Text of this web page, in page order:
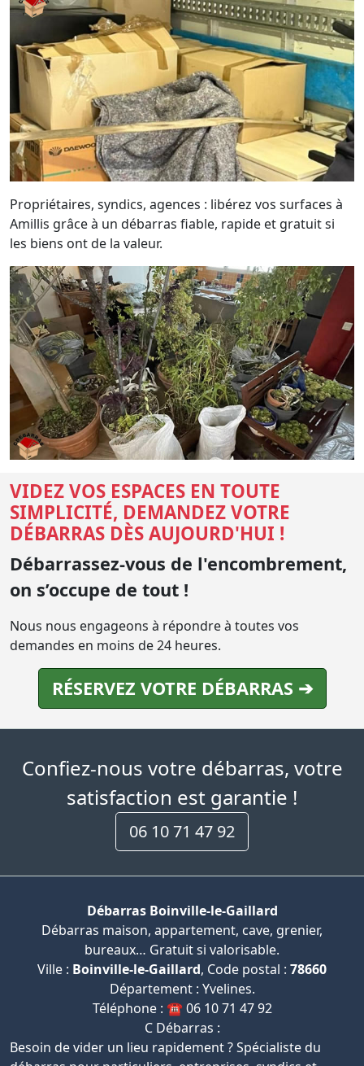
Propriétaires, syndics, agences : libérez vos surfaces à
Amillis grâce à un débarras fiable, rapide et gratuit si
les biens ont de la valeur.
VIDEZ VOS ESPACES EN TOUTE
SIMPLICITÉ, DEMANDEZ VOTRE
DÉBARRAS DÈS AUJOURD'HUI !
Débarrassez-vous de l'encombrement,
on s’occupe de tout !
Nous nous engageons à répondre à toutes vos
demandes en moins de 24 heures.
RÉSERVEZ VOTRE DÉBARRAS ➔
Confiez-nous votre débarras, votre
satisfaction est garantie !
06 10 71 47 92
Débarras Boinville-le-Gaillard
Débarras maison, appartement, cave, grenier,
bureaux… Gratuit si valorisable.
Ville : Boinville-le-Gaillard, Code postal : 78660
Département : Yvelines.
Téléphone : ☎️ 06 10 71 47 92
C Débarras :
Besoin de vider un lieu rapidement ? Spécialiste du